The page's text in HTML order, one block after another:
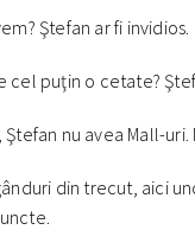
Ştefan ar fi invidios.
cel puţin o cetate?
nu avea Mall-uri.
din trecut, aici